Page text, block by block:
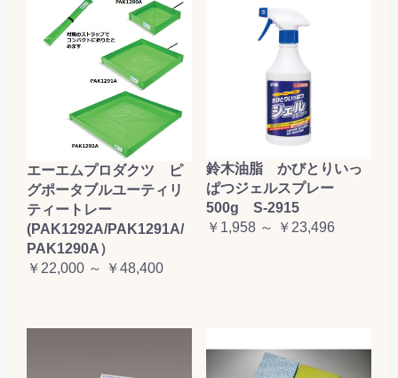
エーエムプロダクツ ピ
グポータブルユーティリ
ティートレー
(PAK1292A/PAK1291A/
PAK1290A）
￥22,000 ～ ￥48,400
鈴木油脂 かびとりいっ
ぱつジェルスプレー
500g S-2915
￥1,958 ～ ￥23,496